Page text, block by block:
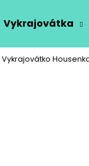
Vykrajovátka
Vykrajovátko